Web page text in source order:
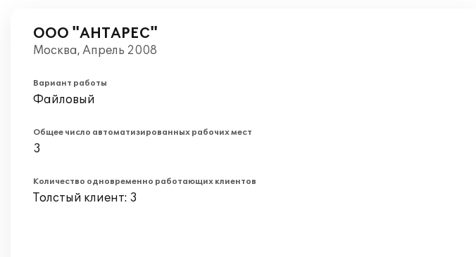
ООО "АНТАРЕС"
Москва, Апрель 2008
Вариант работы
Файловый
Общее число автоматизированных рабочих мест
3
Количество одновременно работающих клиентов
Толстый клиент: 3